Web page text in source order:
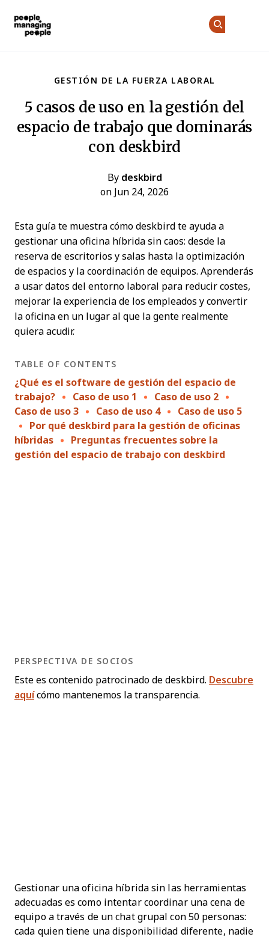
GESTIÓN DE LA FUERZA LABORAL
5 casos de uso en la gestión del
espacio de trabajo que dominarás
con deskbird
By deskbird
on Jun 24, 2026
Esta guía te muestra cómo deskbird te ayuda a
gestionar una oficina híbrida sin caos: desde la
reserva de escritorios y salas hasta la optimización
de espacios y la coordinación de equipos. Aprenderás
a usar datos del entorno laboral para reducir costes,
mejorar la experiencia de los empleados y convertir
la oficina en un lugar al que la gente realmente
quiera acudir.
TABLE OF CONTENTS
¿Qué es el software de gestión del espacio de
trabajo?
Caso de uso 1
Caso de uso 2
Caso de uso 3
Caso de uso 4
Caso de uso 5
Por qué deskbird para la gestión de oficinas
híbridas
Preguntas frecuentes sobre la
gestión del espacio de trabajo con deskbird
PERSPECTIVA DE SOCIOS
Este es contenido patrocinado de deskbird. Descubre
aquícómo mantenemos la transparencia.
Gestionar una oficina híbrida sin las herramientas
adecuadas es como intentar coordinar una cena de
equipo a través de un chat grupal con 50 personas:
cada quien tiene una disponibilidad diferente, nadie